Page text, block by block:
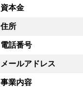
資本金
住所
電話番号
メールアドレス
事業内容